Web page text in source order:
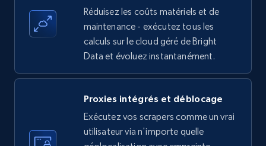
Title, Seller name, Brand, Description, Initial
price, Currency, Availability, Reviews count, and
more.
LinkedIn company information
Réduisez les coûts matériels et de
maintenance - exécutez tous les
calculs sur le cloud géré de Bright
Data et évoluez instantanément.
Proxies intégrés et déblocage
Exécutez vos scrapers comme un vrai
utilisateur via n'importe quelle